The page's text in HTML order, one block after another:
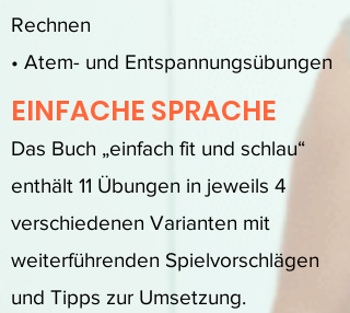
Rechnen
• Atem- und Entspannungsübungen
EINFACHE SPRACHE
Das Buch „einfach fit und schlau“
enthält 11 Übungen in jeweils 4
verschiedenen Varianten mit
weiterführenden Spielvorschlägen
und Tipps zur Umsetzung.